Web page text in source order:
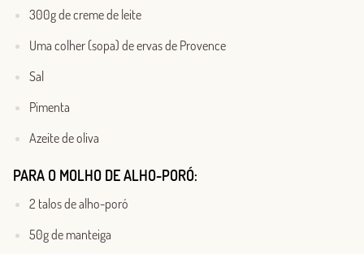
300g de creme de leite
Uma colher (sopa) de ervas de Provence
Sal
Pimenta
Azeite de oliva
PARA O MOLHO DE ALHO-PORÓ:
2 talos de alho-poró
50g de manteiga